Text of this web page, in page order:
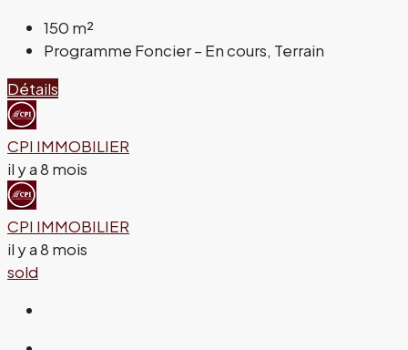
150 m²
Programme Foncier – En cours, Terrain
Détails
CPI IMMOBILIER
il y a 8 mois
CPI IMMOBILIER
il y a 8 mois
sold